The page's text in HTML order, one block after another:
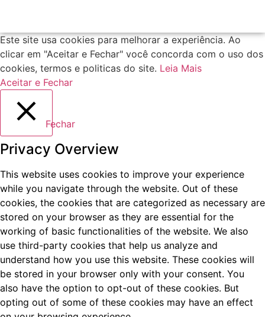
Este site usa cookies para melhorar a experiência. Ao
clicar em "Aceitar e Fechar" você concorda com o uso dos
cookies, termos e politicas do site. Leia Mais
Aceitar e Fechar
Fechar
Privacy Overview
This website uses cookies to improve your experience
while you navigate through the website. Out of these
cookies, the cookies that are categorized as necessary are
stored on your browser as they are essential for the
working of basic functionalities of the website. We also
use third-party cookies that help us analyze and
understand how you use this website. These cookies will
be stored in your browser only with your consent. You
also have the option to opt-out of these cookies. But
opting out of some of these cookies may have an effect